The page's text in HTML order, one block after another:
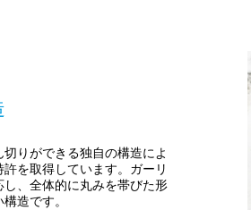
りができる独自の構造によ
を取得しています。ガーリ
し、全体的に丸みを帯びた形
造です。